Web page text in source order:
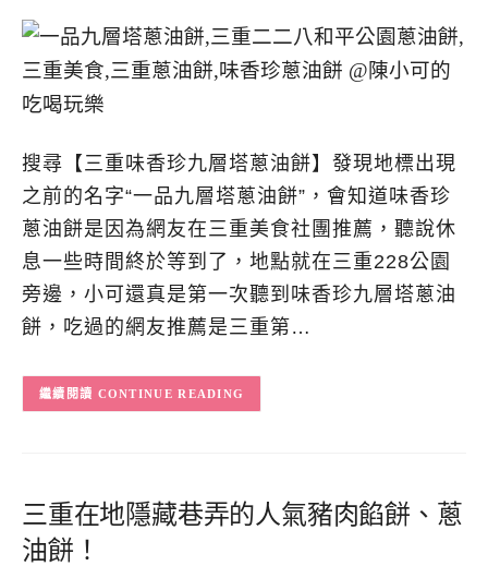
搜尋【三重味香珍九層塔蔥油餅】發現地標出現
之前的名字“一品九層塔蔥油餅”，會知道味香珍
蔥油餅是因為網友在三重美食社團推薦，聽說休
息一些時間終於等到了，地點就在三重228公園
旁邊，小可還真是第一次聽到味香珍九層塔蔥油
餅，吃過的網友推薦是三重第…
CONTINUE READING
三重在地隱藏巷弄的人氣豬肉餡餅、蔥
油餅！